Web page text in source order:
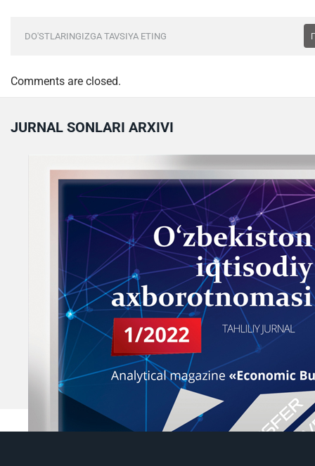
DO'STLARINGIZGA TAVSIYA ETING
Comments are closed.
JURNAL SONLARI ARXIVI